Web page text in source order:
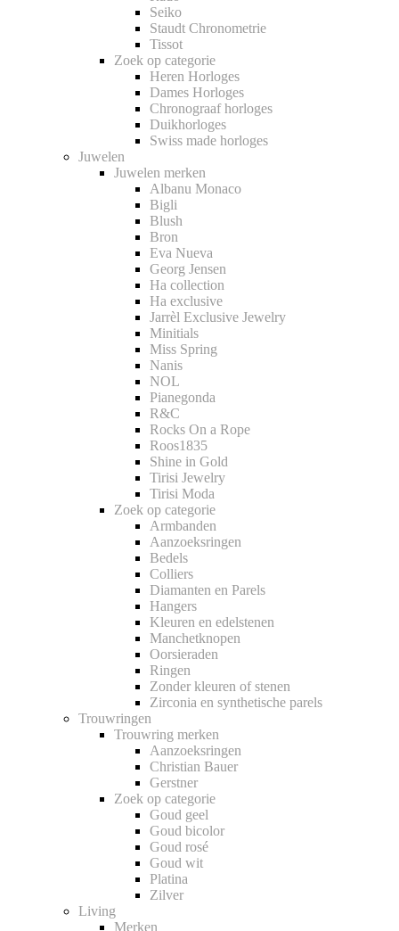
Seiko
Staudt Chronometrie
Tissot
Zoek op categorie
Heren Horloges
Dames Horloges
Chronograaf horloges
Duikhorloges
Swiss made horloges
Juwelen
Juwelen merken
Albanu Monaco
Bigli
Blush
Bron
Eva Nueva
Georg Jensen
Ha collection
Ha exclusive
Jarrèl Exclusive Jewelry
Minitials
Miss Spring
Nanis
NOL
Pianegonda
R&C
Rocks On a Rope
Roos1835
Shine in Gold
Tirisi Jewelry
Tirisi Moda
Zoek op categorie
Armbanden
Aanzoeksringen
Bedels
Colliers
Diamanten en Parels
Hangers
Kleuren en edelstenen
Manchetknopen
Oorsieraden
Ringen
Zonder kleuren of stenen
Zirconia en synthetische parels
Trouwringen
Trouwring merken
Aanzoeksringen
Christian Bauer
Gerstner
Zoek op categorie
Goud geel
Goud bicolor
Goud rosé
Goud wit
Platina
Zilver
Living
Merken